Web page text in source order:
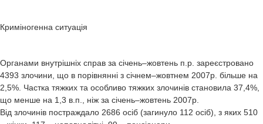
Криміногенна ситуація
Органами внутрішніх справ за січень–жовтень п.р. зареєстровано
4393 злочини, що в порівнянні з січнем–жовтнем 2007р. більше на
2,5%. Частка тяжких та особливо тяжких злочинів становила 37,4%,
що менше на 1,3 в.п., ніж за січень–жовтень 2007р.
Від злочинів постраждало 2686 осіб (загинуло 112 осіб), з яких 510